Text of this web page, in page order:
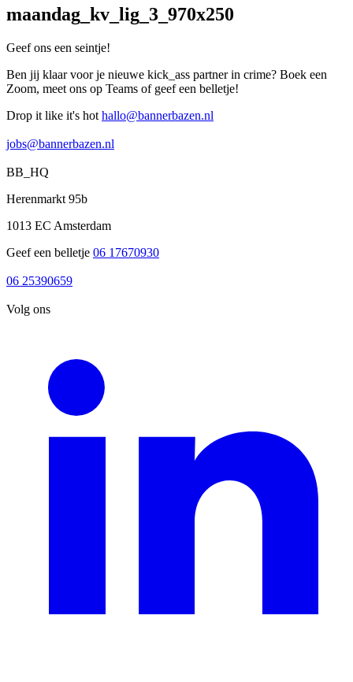
maandag_kv_lig_3_970x250
Geef ons een seintje!
Ben jij klaar voor je nieuwe kick_ass partner in crime? Boek een
Zoom, meet ons op Teams of geef een belletje!
Drop it like it's hot hallo@bannerbazen.nl
jobs@bannerbazen.nl
BB_HQ
Herenmarkt 95b
1013 EC Amsterdam
Geef een belletje 06 17670930
06 25390659
Volg ons